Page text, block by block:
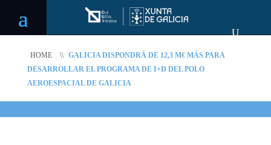
HOME \\ GALICIA DISPONDRÁ DE 12,3 M€ MÁS PARA
DESARROLLAR EL PROGRAMA DE I+D DEL POLO
AEROESPACIAL DE GALICIA